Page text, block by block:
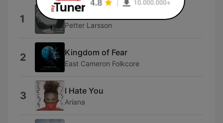
1 Midnight Sun
Petter Larsson
2 Kingdom of Fear
East Cameron Folkcore
3 I Hate You
Ariana